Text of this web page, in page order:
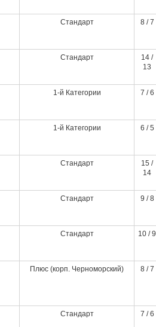
Стандарт 8 / 7
Стандарт
14 /
13
1-й Категории 7 / 6
1-й Категории 6 / 5
Стандарт
15 /
14
Стандарт 9 / 8
Стандарт 10 / 9
Плюс (корп. Черноморский) 8 / 7
Стандарт 7 / 6